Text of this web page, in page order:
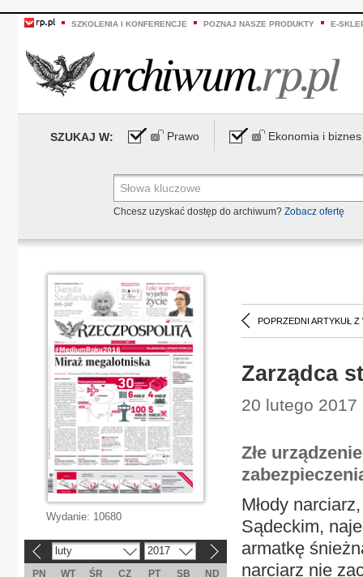
SZKOLENIA I KONFERENCJE POZNAJ NASZE PRODUKTY E-
SZUKAJ W: Prawo Ekonomia i biznes
Chcesz uzyskać dostęp do archiwum? Zobacz ofertę
POPRZEDNI ARTYKUŁ Z
Zarządca
20 lutego 2017
Złe
Młody
Sądeckim,
armatkę
narciarz nie
Wydanie: 10680
luty 2017
PN WT ŚR CZ PT SB
ND